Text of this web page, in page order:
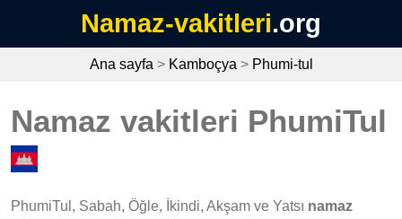
Namaz-vakitleri.org
Ana sayfa > Kamboçya > Phumi-tul
Namaz vakitleri PhumiTul
PhumiTul, Sabah, Öğle, İkindi, Akşam ve Yatsı namaz